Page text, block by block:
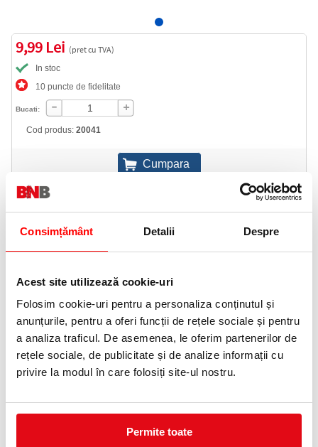
Consimțământ Detalii Despre
Acest site utilizează cookie-uri
Folosim cookie-uri pentru a personaliza conținutul și
anunțurile, pentru a oferi funcții de rețele sociale și pentru
a analiza traficul. De asemenea, le oferim partenerilor de
rețele sociale, de publicitate și de analize informații cu
privire la modul în care folosiți site-ul nostru.
Permite toate
9,99 Lei (pret cu TVA)
In stoc
10 puncte de fidelitate
Bucati:
Cod produs: 20041
Adauga in wishlist
Roller XTRA 805 0.5 mm Schneider.
Standard
Grosime
0,5 mm
Recomandat
Birou